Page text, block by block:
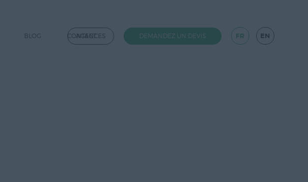
BLOG CONTACT
AGENCES DEMANDEZ UN DEVIS FR EN